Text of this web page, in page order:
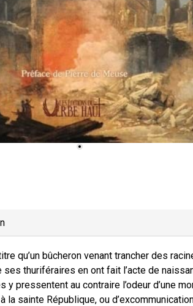
qu’un bûcheron venant trancher des
ses thuriféraires en ont fait l’acte de
y pressentent au contraire l’odeur d’une
la sainte République, ou